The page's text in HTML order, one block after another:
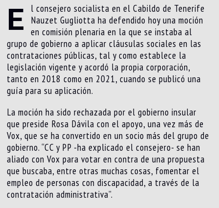
E
l consejero socialista en el Cabildo de Tenerife
Nauzet Gugliotta ha defendido hoy una moción
en comisión plenaria en la que se instaba al
grupo de gobierno a aplicar cláusulas sociales en las
contrataciones públicas, tal y como establece la
legislación vigente y acordó la propia corporación,
tanto en 2018 como en 2021, cuando se publicó una
guía para su aplicación.
La moción ha sido rechazada por el gobierno insular
que preside Rosa Dávila con el apoyo, una vez más de
Vox, que se ha convertido en un socio más del grupo de
gobierno. “CC y PP -ha explicado el consejero- se han
aliado con Vox para votar en contra de una propuesta
que buscaba, entre otras muchas cosas, fomentar el
empleo de personas con discapacidad, a través de la
contratación administrativa”.